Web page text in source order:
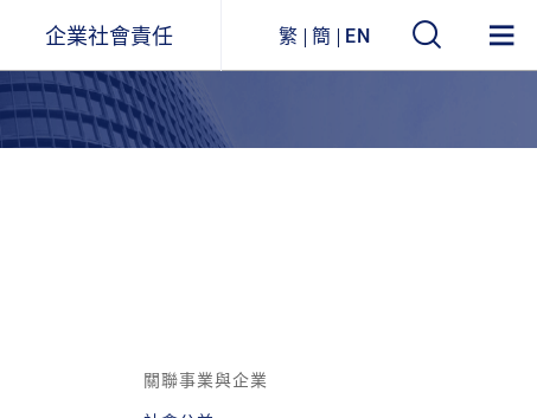
事業關聯圖
企業社會責任
遠東ESG
企業永續報告書
繁 簡 EN
關聯事業與企業